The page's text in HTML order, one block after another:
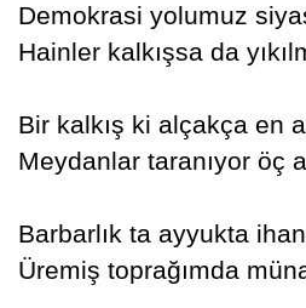
Demokrasi yolumuz
Hainler kalkışsa da
Bir kalkış ki alçakça en
Meydanlar taranıyor öç
Barbarlık ta ayyukta
Üremiş toprağımda